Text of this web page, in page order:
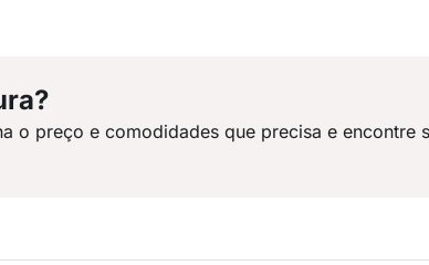
o preço e comodidades que precisa e encontre